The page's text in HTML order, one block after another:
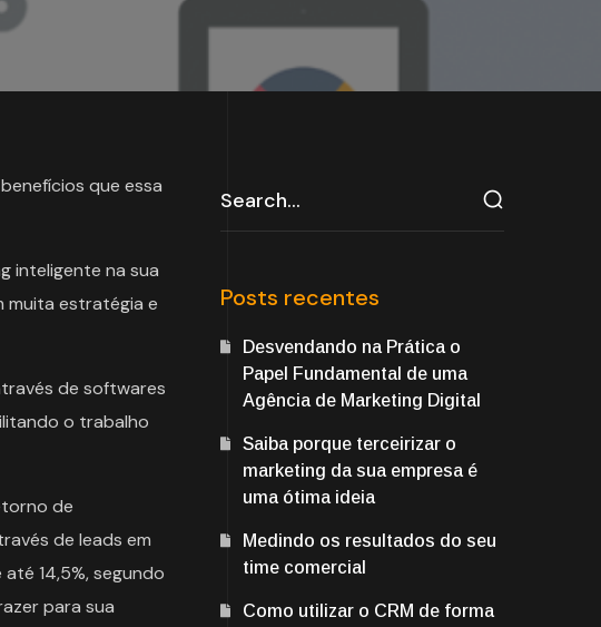
que essa
inteligente na sua
muita estratégia e
de softwares
o trabalho
de
de leads em
14,5%, segundo
para sua
Posts recentes
Desvendando na Prática o
Papel Fundamental de uma
Agência de Marketing Digital
Saiba porque terceirizar o
marketing da sua empresa é
uma ótima ideia
Medindo os resultados do seu
time comercial
Como utilizar o CRM de forma